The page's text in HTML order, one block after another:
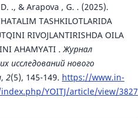
., & Arapova , G. . (2025).
TASHKILOTLARIDA
RIVOJLANTIRISHDA OILA
AHAMYATI .Журнал
исследований нового
, 2(5), 145-149. https://www.in-
YOITJ/article/view/3827